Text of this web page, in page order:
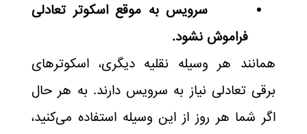
سرویس به موقع اسکوتر تعادلی
فراموش نشود.
همانند هر وسیله نقلیه دیگری، اسکوترهای
برقی تعادلی نیاز به سرویس دارند. به هر حال
اگر شما هر روز از این وسیله استفاده می‌کنید،